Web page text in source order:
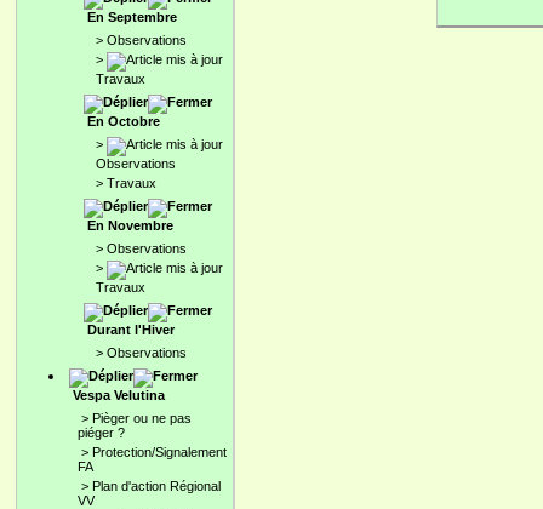
En Septembre
> Observations
>
Travaux
En Octobre
>
Observations
> Travaux
En Novembre
> Observations
>
Travaux
Durant l'Hiver
> Observations
Vespa Velutina
> Pièger ou ne pas
piéger ?
> Protection/Signalement
FA
> Plan d'action Régional
VV